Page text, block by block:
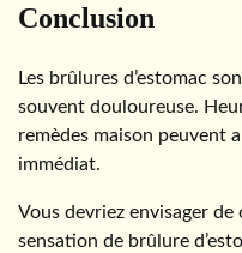
Conclusion
Les brûlures d’estomac
souvent douloureuse.
remèdes maison peuvent
immédiat.
Vous devriez envisager
sensation de brûlure